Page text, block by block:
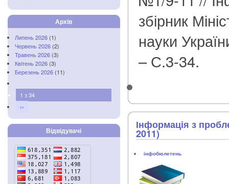
Архів
Липень 2026 (1)
Червень 2026 (2)
Травень 2026 (3)
Квітень 2026 (3)
Березень 2026 (11)
1 з 34
››
Відвідувачі
збірник
науки
– С.3-34.
Інформація з
2011)
інфобюлетень